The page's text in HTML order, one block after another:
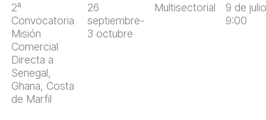
2ª
Convocatoria
Misión
Comercial
Directa a
Senegal,
Ghana, Costa
de Marfil
26
septiembre-
3 octubre
Multisectorial
9 de
9:00